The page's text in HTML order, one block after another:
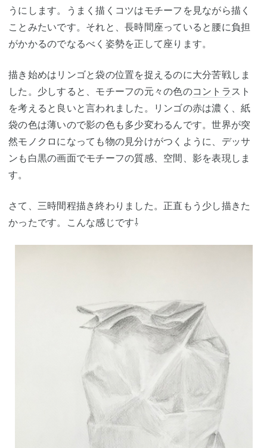
うにします。うまく描くコツはモチーフを見ながら描く
ことみたいです。それと、長時間座っていると腰に負担
がかかるのでなるべく姿勢を正して座ります。
描き始めはリンゴと袋の位置を捉えるのに大分苦戦しま
した。少しすると、モチーフの元々の色のコントラスト
を考えると良いと言われました。リンゴの赤は濃く、紙
袋の色は薄いので影の色も多少変わるんです。世界が突
然モノクロになっても物の見分けがつくように、デッサ
ンも白黒の画面でモチーフの質感、空間、影を表現しま
す。
さて、三時間程描き終わりました。正直もう少し描きた
かったです。こんな感じです⇩